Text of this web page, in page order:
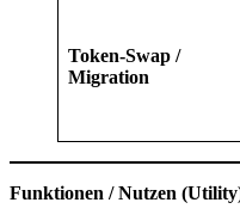
Token-Swap /
Migration
Funktionen / Nutzen